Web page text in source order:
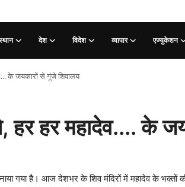
देश विदेश व्यापार एज्युकेशन
के जयकारों से गूंजे शिवालय
हर हर महादेव.... के
गया है। आज देशभर के शिव मंदिरों में महादेव के भक्तों